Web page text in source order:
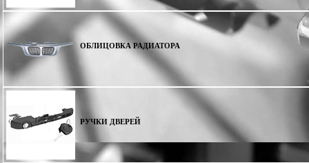
ОБЛИЦОВКА РАДИАТОРА
РУЧКИ ДВЕРЕЙ